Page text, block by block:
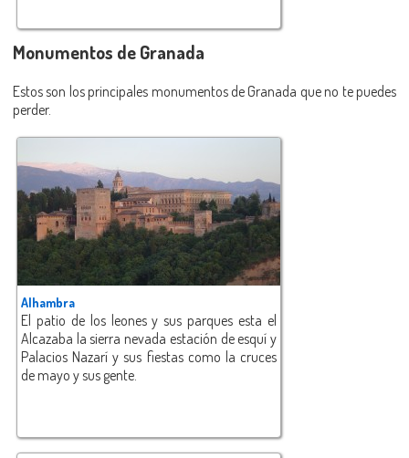
Monumentos de Granada
Estos son los principales monumentos de Granada que no te puedes
perder.
Alhambra
El patio de los leones y sus parques esta el
Alcazaba la sierra nevada estación de esquí y
Palacios Nazarí y sus fiestas como la cruces
de mayo y sus gente.